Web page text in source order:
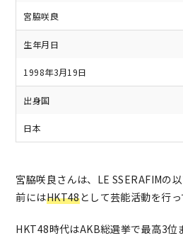
宮脇咲良
生年月日
1998年3月19日
出身国
日本
宮脇咲良さんは、LE SSERAFIMの
前にはHKT48として芸能活動を行っ
HKT48時代はAKB総選挙で最高3位